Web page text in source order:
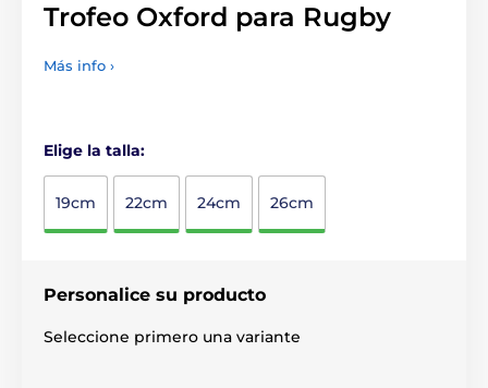
Trofeo Oxford para Rugby
Más info ›
Elige la talla:
19cm 22cm 24cm 26cm
Personalice su producto
Seleccione primero una variante